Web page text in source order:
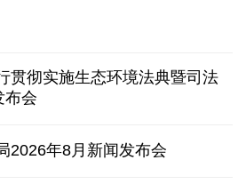
超车 如何“皖”美提速
贯彻实施生态环境法典暨司法
布会
2026年8月新闻发布会